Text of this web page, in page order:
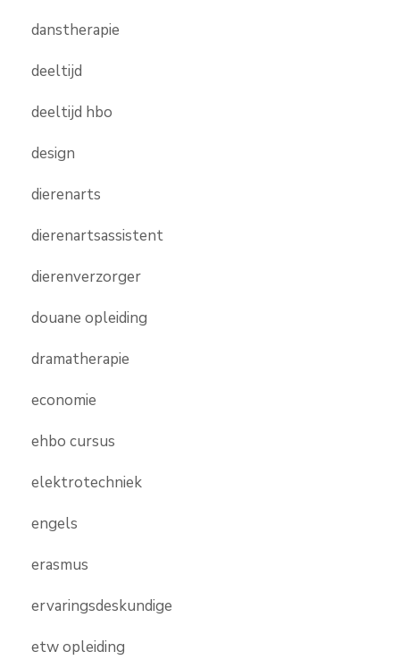
danstherapie
deeltijd
deeltijd hbo
design
dierenarts
dierenartsassistent
dierenverzorger
douane opleiding
dramatherapie
economie
ehbo cursus
elektrotechniek
engels
erasmus
ervaringsdeskundige
etw opleiding